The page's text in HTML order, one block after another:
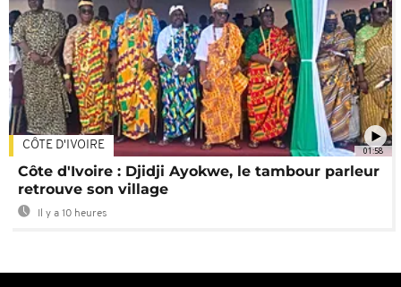
01:58
CÔTE D'IVOIRE
Côte d'Ivoire : Djidji Ayokwe, le tambour parleur
retrouve son village
Il y a 10 heures